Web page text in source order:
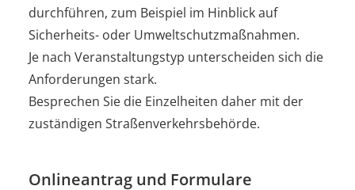
durchführen, zum Beispiel im Hinblick auf
Sicherheits- oder Umweltschutzmaßnahmen.
Je nach Veranstaltungstyp unterscheiden sich die
Anforderungen stark.
Besprechen Sie die Einzelheiten daher mit der
zuständigen Straßenverkehrsbehörde.
Onlineantrag und Formulare